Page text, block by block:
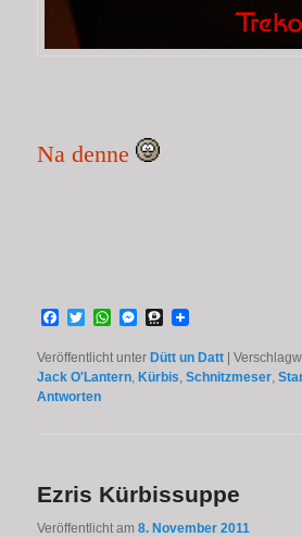
Na denne
Facebook
TwitterWhatsApp
Messenger
Threema
Veröffentlicht unter Dütt un Datt |
Jack O'Lantern, Kürbis,Schnitzmeser,
Antworten
Ezris Kürbissuppe
Veröffentlicht am8. November 2011